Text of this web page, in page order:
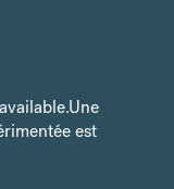
Une
est